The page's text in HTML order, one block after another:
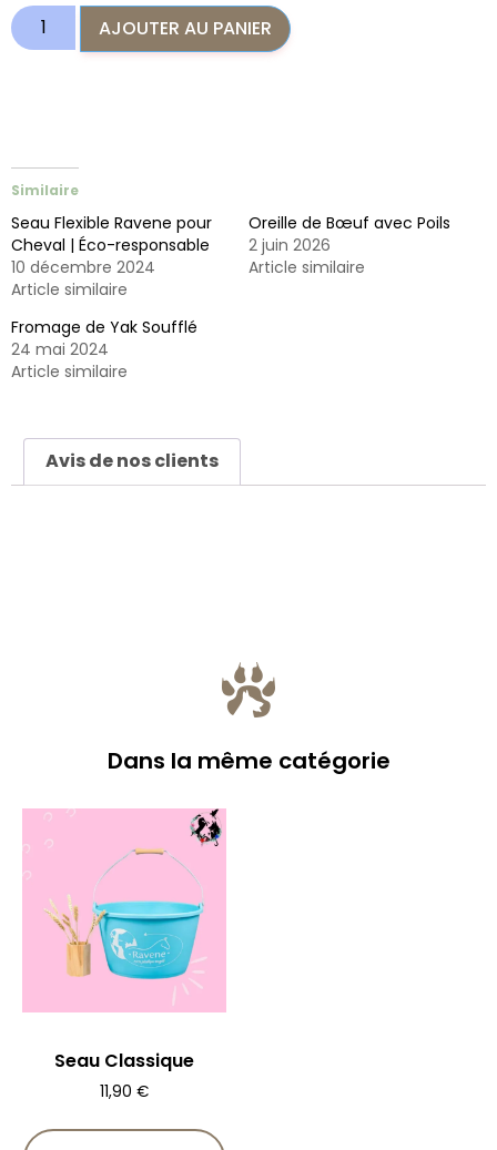
AJOUTER AU PANIER
Similaire
Seau Flexible Ravene pour
Cheval | Éco-responsable
10 décembre 2024
Article similaire
Oreille de Bœuf avec Poils
2 juin 2026
Article similaire
Fromage de Yak Soufflé
24 mai 2024
Article similaire
Avis de nos clients
Dans la même catégorie
Seau Classique
11,90 €